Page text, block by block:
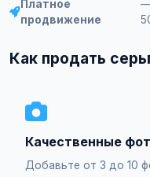
Платное
продвижение
—
Как продать
Качественные
Добавьте от 3 до 10